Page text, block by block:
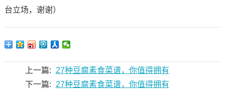
台立场，谢谢）
上一篇:
27种豆腐素食菜谱，你值得拥有
下一篇:
27种豆腐素食菜谱，你值得拥有